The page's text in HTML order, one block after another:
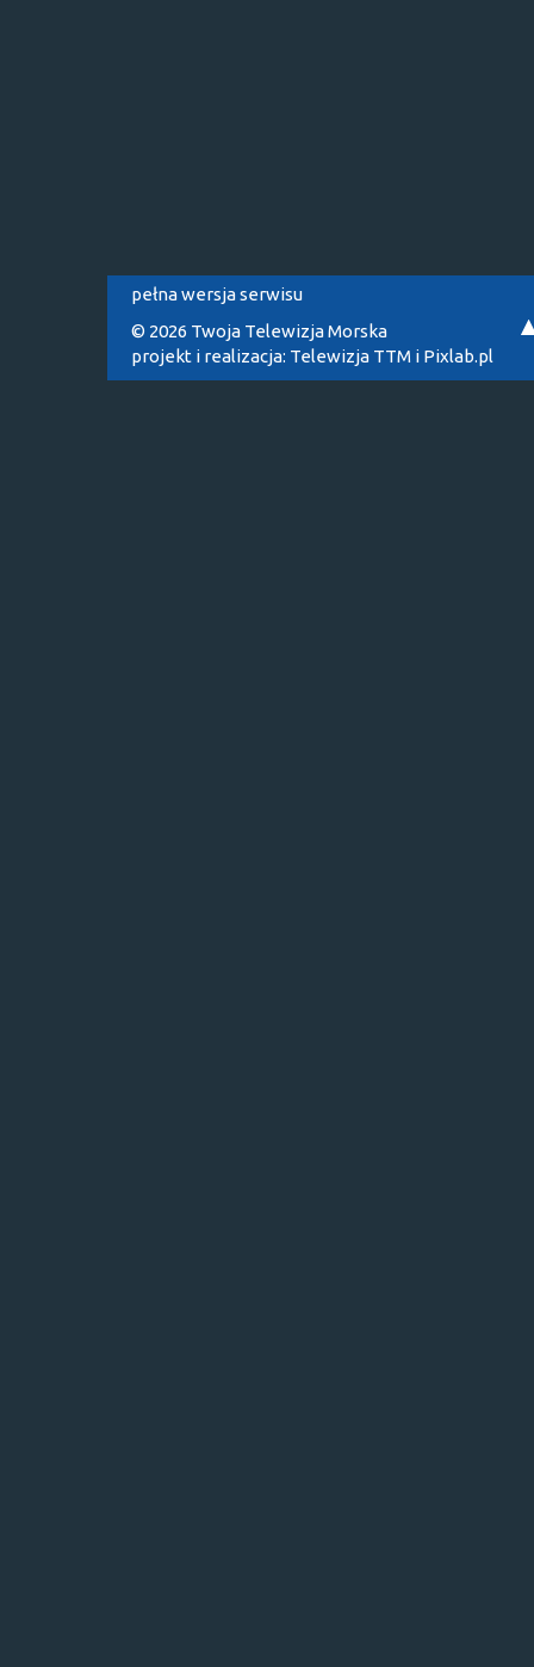
pełna wersja serwisu
© 2026 Twoja Telewizja Morska
projekt i realizacja: Telewizja TTM i Pixlab.pl